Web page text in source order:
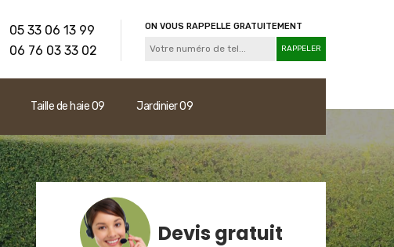
05 33 06 13 99
06 76 03 33 02
ON VOUS RAPPELLE GRATUITEMENT
Taille de haie 09 Jardinier 09
Devis gratuit